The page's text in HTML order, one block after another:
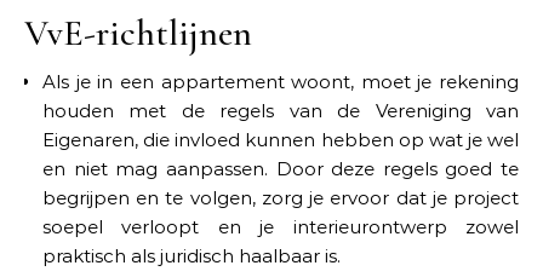
VvE-richtlijnen
Als je in een appartement woont, moet je rekening
houden met de regels van de Vereniging van
Eigenaren, die invloed kunnen hebben op wat je wel
en niet mag aanpassen. Door deze regels goed te
begrijpen en te volgen, zorg je ervoor dat je project
soepel verloopt en je interieurontwerp zowel
praktisch als juridisch haalbaar is.